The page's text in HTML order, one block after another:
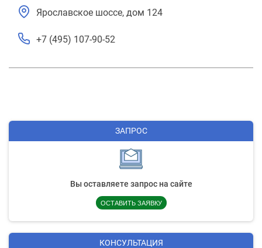
Ярославское шоссе, дом 124
+7 (495) 107-90-52
ЗАПРОС
Вы оставляете запрос на сайте
ОСТАВИТЬ ЗАЯВКУ
КОНСУЛЬТАЦИЯ